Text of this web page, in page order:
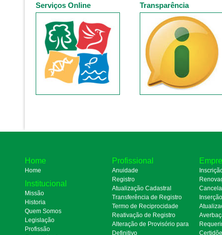
Serviços Online Transparência
Home
Home
Institucional
Missão
Historia
Quem Somos
Legislação
Profissão
Profissional
Anuidade
Registro
Atualização Cadastral
Transferência de Registro
Termo de Reciprocidade
Reativação de Registro
Alteração de Provisório para
Definitivo